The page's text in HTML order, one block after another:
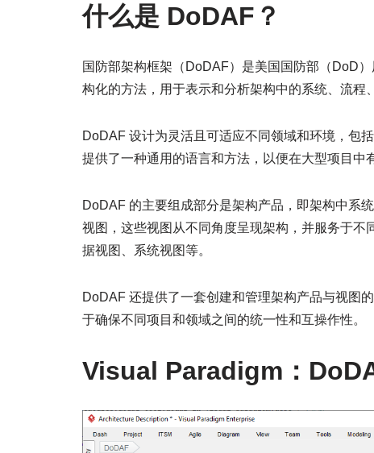
什么是 DoDAF？
国防部架构框架（DoDAF）是美国国防部（DoD
构化的方法，用于表示和分析架构中的系统、流程
DoDAF 设计为灵活且可适应不同领域和环境，包
提供了一种通用的语言和方法，以便在大型项目中
DoDAF 的主要组成部分是架构产品，即架构中系
视图，这些视图从不同角度呈现架构，并服务于
据视图、系统视图等。
DoDAF 还提供了一套创建和管理架构产品与视图
于确保不同项目和领域之间的统一性和互操作性。
Visual Paradigm：